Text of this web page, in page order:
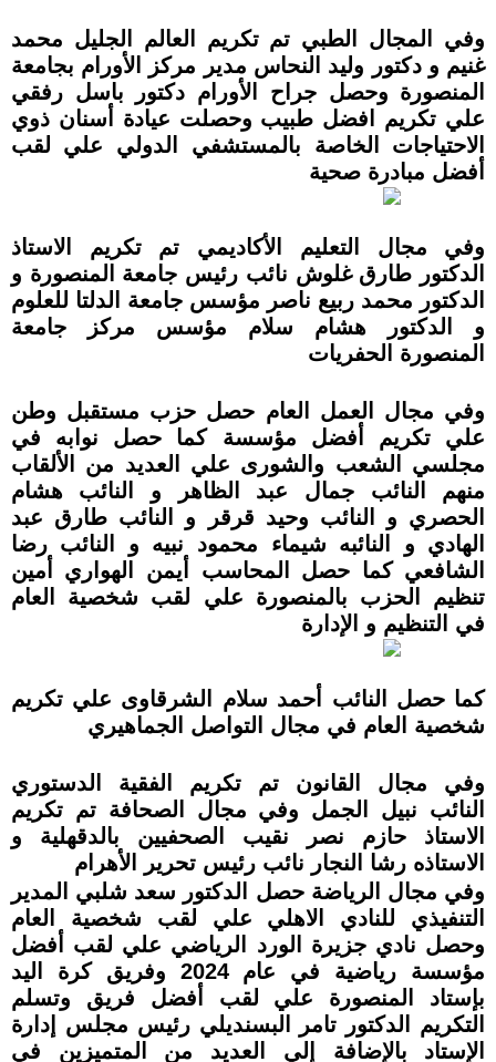
وفي المجال الطبي تم تكريم العالم الجليل محمد
غنيم و دكتور وليد النحاس مدير مركز الأورام بجامعة
المنصورة وحصل جراح الأورام دكتور باسل رفقي
علي تكريم افضل طبيب وحصلت عيادة أسنان ذوي
الاحتياجات الخاصة بالمستشفي الدولي علي لقب
أفضل مبادرة صحية
وفي مجال التعليم الأكاديمي تم تكريم الاستاذ
الدكتور طارق غلوش نائب رئيس جامعة المنصورة و
الدكتور محمد ربيع ناصر مؤسس جامعة الدلتا للعلوم
و الدكتور هشام سلام مؤسس مركز جامعة
المنصورة الحفريات
وفي مجال العمل العام حصل حزب مستقبل وطن
علي تكريم أفضل مؤسسة كما حصل نوابه في
مجلسي الشعب والشورى علي العديد من الألقاب
منهم النائب جمال عبد الظاهر و النائب هشام
الحصري و النائب وحيد قرقر و النائب طارق عبد
الهادي و النائبه شيماء محمود نبيه و النائب رضا
الشافعي كما حصل المحاسب أيمن الهواري أمين
تنظيم الحزب بالمنصورة علي لقب شخصية العام
في التنظيم و الإدارة
كما حصل النائب أحمد سلام الشرقاوى علي تكريم
شخصية العام في مجال التواصل الجماهيري
وفي مجال القانون تم تكريم الفقية الدستوري
النائب نبيل الجمل وفي مجال الصحافة تم تكريم
الاستاذ حازم نصر نقيب الصحفيين بالدقهلية و
الاستاذه رشا النجار نائب رئيس تحرير الأهرام
وفي مجال الرياضة حصل الدكتور سعد شلبي المدير
التنفيذي للنادي الاهلي علي لقب شخصية العام
وحصل نادي جزيرة الورد الرياضي علي لقب أفضل
مؤسسة رياضية في عام 2024 وفريق كرة اليد
بإستاد المنصورة علي لقب أفضل فريق وتسلم
التكريم الدكتور تامر البسنديلي رئيس مجلس إدارة
الإستاد بالإضافة إلي العديد من المتميزين في